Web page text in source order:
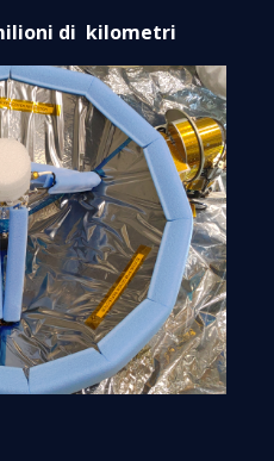
di kilometri